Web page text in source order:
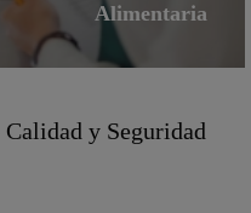
Alimentaria
y Seguridad